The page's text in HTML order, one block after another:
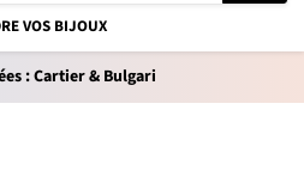
VOS BIJOUX
: Cartier & Bulgari